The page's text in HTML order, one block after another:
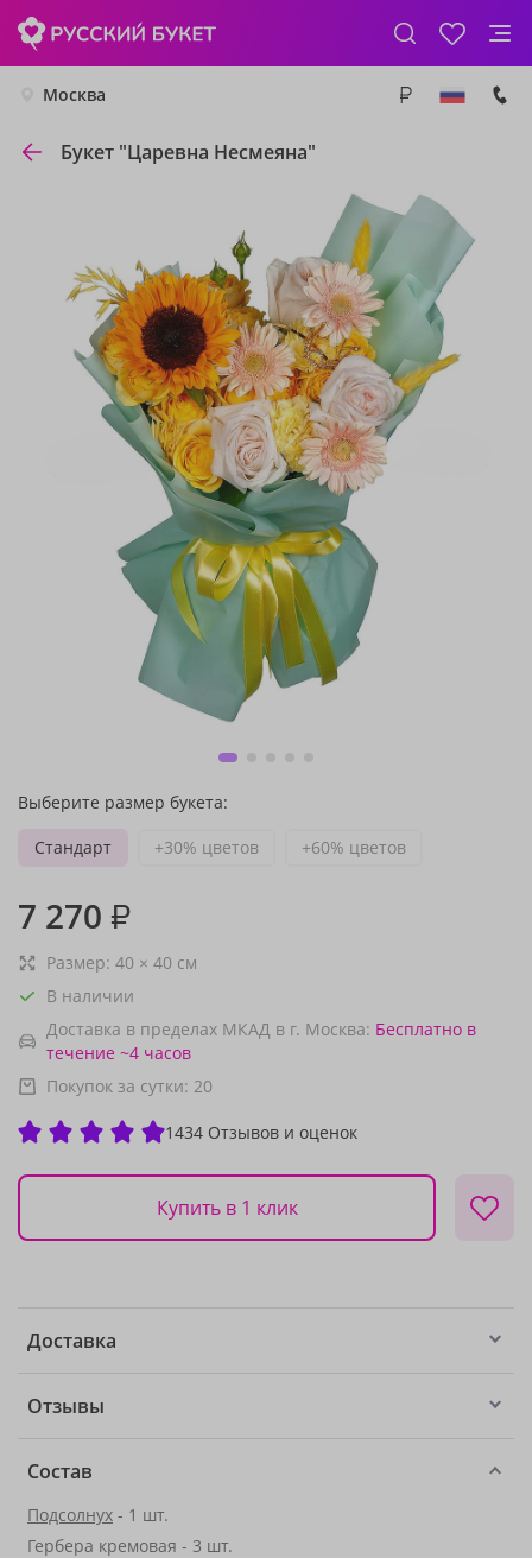
Москва
Букет "Царевна Несмеяна"
Выберите размер букета:
Стандарт
+30% цветов +60% цветов
7 270 ₽
Размер: 40 × 40 см
В наличии
Доставка в пределах МКАД в г. Москва: Бесплатно в
течение ~4 часов
Покупок за сутки: 20
1434 Отзывов и оценок
Купить в 1 клик
Доставка
Отзывы
Состав
Подсолнух - 1 шт.
Гербера кремовая - 3 шт.